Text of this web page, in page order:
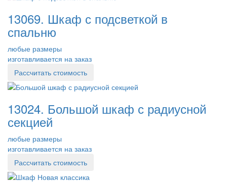
13069. Шкаф с подсветкой в
спальню
любые размеры
изготавливается на заказ
Рассчитать стоимость
13024. Большой шкаф с радиусной
секцией
любые размеры
изготавливается на заказ
Рассчитать стоимость